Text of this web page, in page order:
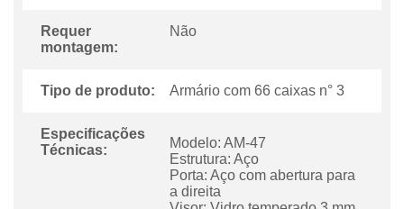
Requer
montagem:
Não
Tipo de produto: Armário com 66 caixas n° 3
Especificações
Técnicas:
Modelo: AM-47
Estrutura: Aço
Porta: Aço com abertura para
a direita